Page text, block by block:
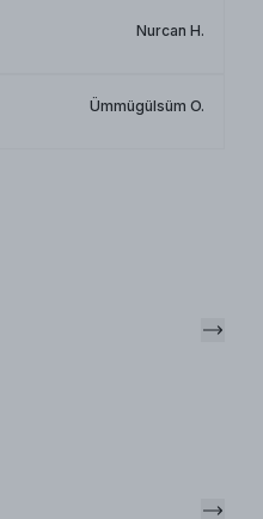
Nurcan H.
Ümmügülsüm O.